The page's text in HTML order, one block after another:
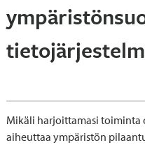
Mikäli harjoittamasi toiminta
aiheuttaa ympäristön